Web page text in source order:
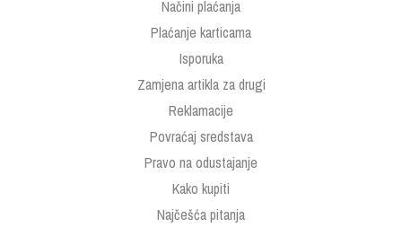
Načini plaćanja
Plaćanje karticama
Isporuka
Zamjena artikla za drugi
Reklamacije
Povraćaj sredstava
Pravo na odustajanje
Kako kupiti
Najčešća pitanja